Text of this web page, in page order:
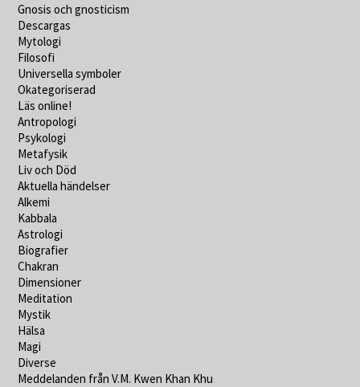
Gnosis och gnosticism
Descargas
Mytologi
Filosofi
Universella symboler
Okategoriserad
Läs online!
Antropologi
Psykologi
Metafysik
Liv och Död
Aktuella händelser
Alkemi
Kabbala
Astrologi
Biografier
Chakran
Dimensioner
Meditation
Mystik
Hälsa
Magi
Diverse
Meddelanden från V.M. Kwen Khan Khu